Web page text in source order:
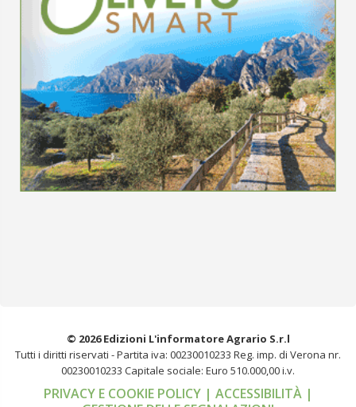
© 2026 Edizioni L'informatore Agrario S.r.l
Tutti i diritti riservati -Partita iva: 00230010233 Reg. imp. di Verona nr.
00230010233 Capitale sociale: Euro 510.000,00 i.v.
PRIVACY E COOKIE POLICY | ACCESSIBILITÀ |